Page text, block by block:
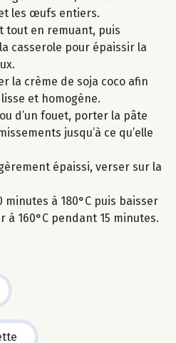
les œufs entiers.
tout en remuant, puis
casserole pour épaissir la
la crème de soja coco afin
et homogène.
d’un fouet, porter la pâte
jusqu’à ce qu’elle
épaissi, verser sur la
à 180°C puis baisser
160°C pendant 15 minutes.